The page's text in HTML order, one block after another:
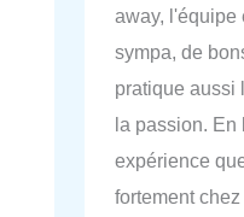
away, l'équipe
sympa, de
pratique aussi
la passion. En
expérience
fortement